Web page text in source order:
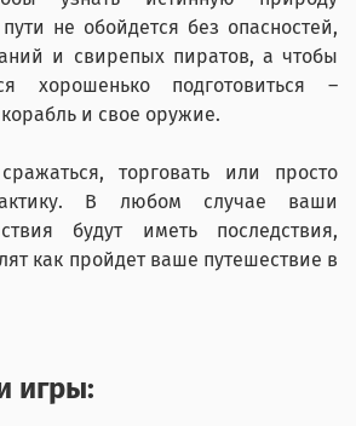
не обойдется без опасностей,
и свирепых пиратов, а чтобы
хорошенько подготовиться –
и свое оружие.
торговать или просто
В любом случае ваши
будут иметь последствия,
как пройдет ваше путешествие в
игры: